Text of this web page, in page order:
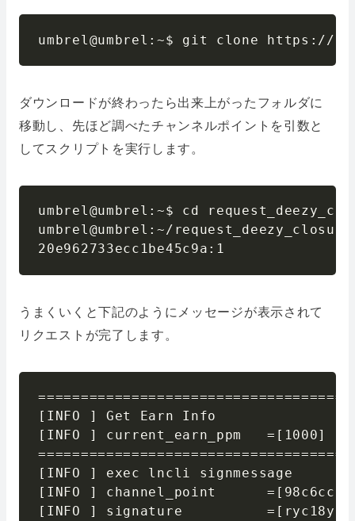
umbrel@umbrel:~$ git clone https://
ダウンロードが終わったら出来上がったフォルダに
移動し、先ほど調べたチャンネルポイントを引数と
してスクリプトを実行します。
umbrel@umbrel:~$ cd
umbrel@umbrel:~/
20e962733ecc1be45c9a:1
うまくいくと下記のようにメッセージが表示されて
リクエストが完了します。
[INFO ] Get Earn Info
[INFO ] current_earn_ppm   =[1000]
[INFO ] exec lncli signmessage
[INFO ] channel_point
[INFO ] signature